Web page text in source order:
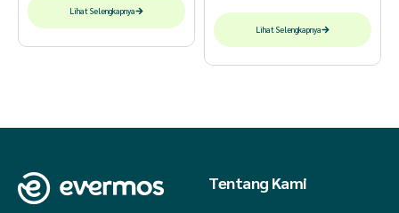
Lihat Selengkapnya
Lihat Selengkapnya
Tentang Kami